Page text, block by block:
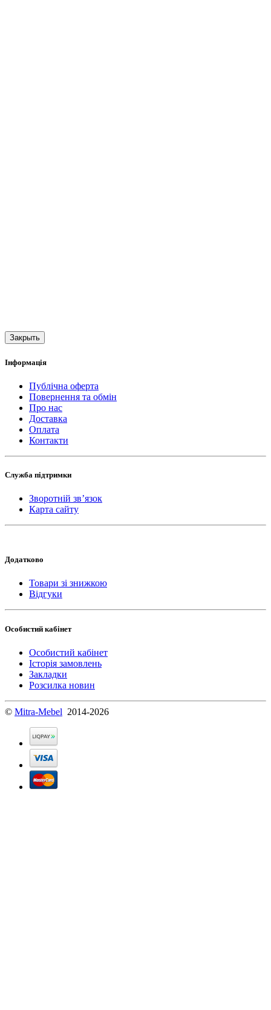
Закрыть
Інформація
Публічна оферта
Повернення та обмін
Про нас
Доставка
Оплата
Контакти
Служба підтримки
Зворотній зв’язок
Карта сайту
Додатково
Товари зі знижкою
Відгуки
Особистий кабінет
Особистий кабінет
Історія замовлень
Закладки
Розсилка новин
© Mitra-Mebel 2014-2026